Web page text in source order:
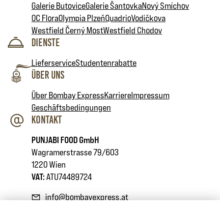
Galerie ButoviceGalerie ŠantovkaNový Smíchov
OC FloraOlympia PlzeňQuadrioVodičkova
Westfield Černý MostWestfield Chodov
Dienste
LieferserviceStudentenrabatte
Über uns
Über Bombay ExpressKarriereImpressum
Geschäftsbedingungen
Kontakt
PUNJABI FOOD GmbH
Wagramerstrasse 79/603
1220 Wien
VAT:ATU74489724
info@bombayexpress.at